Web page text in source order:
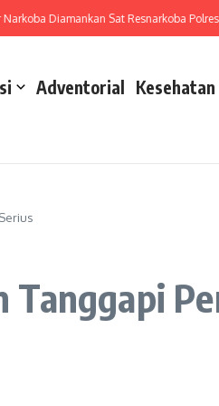
Diamankan Sat Resnarkoba Polres
Adventorial Kesehatan
Tanggapi